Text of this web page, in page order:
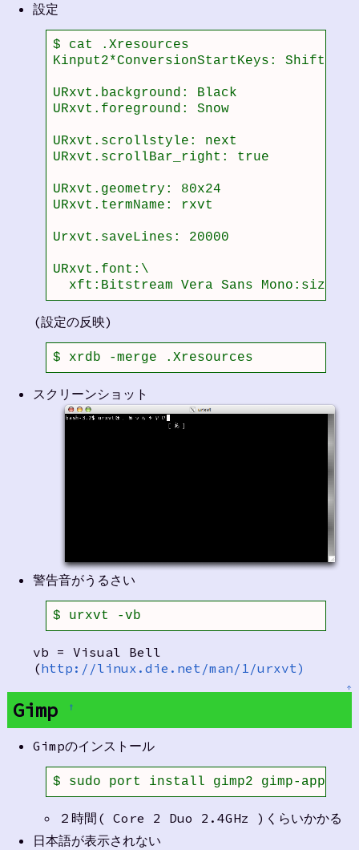
設定
$ cat .Xresources
Kinput2*ConversionStartKeys:
URxvt.background: Black
URxvt.foreground: Snow
URxvt.scrollstyle: next
URxvt.scrollBar_right: true
URxvt.geometry: 80x24
URxvt.termName: rxvt
Urxvt.saveLines: 20000
URxvt.font:\
xft:Bitstream Vera Sans
(設定の反映)
$ xrdb -merge .Xresources
スクリーンショット
警告音がうるさい
$ urxvt -vb
vb = Visual Bell
(http://linux.die.net/man/1/urxvt)
↑
Gimp †
Gimpのインストール
$ sudo port install gimp2 gimp-app
２時間( Core 2 Duo 2.4GHz )くらいかかる
日本語が表示されない